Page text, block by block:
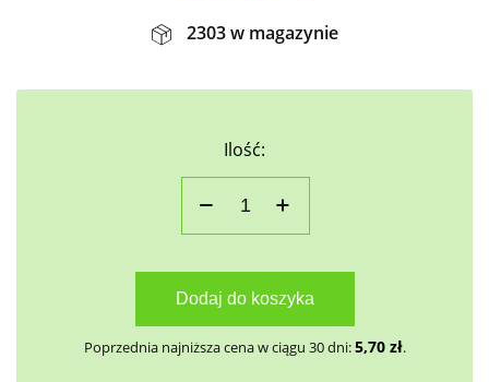
2303 w magazynie
Ilość:
Dodaj do koszyka
Poprzednia najniższa cena w ciągu 30 dni:5,70 zł.